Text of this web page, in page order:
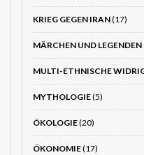
KRIEG GEGEN IRAN(17)
MÄRCHEN UND LEGENDEN
MULTI-ETHNISCHE
MYTHOLOGIE(5)
ÖKOLOGIE(20)
ÖKONOMIE(17)